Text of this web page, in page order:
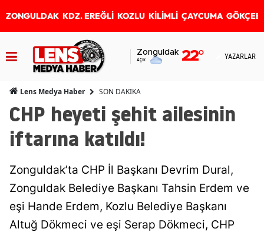
ZONGULDAK KDZ. EREĞLİ KOZLU KİLİMLİ ÇAYCUMA
Zonguldak
Açık 22° YAZARLAR
Lens Medya Haber SON DAKİKA
CHP heyeti şehit ailesinin
iftarına katıldı!
Zonguldak’ta CHP İl Başkanı Devrim Dural,
Zonguldak Belediye Başkanı Tahsin Erdem ve
eşi Hande Erdem, Kozlu Belediye Başkanı
Altuğ Dökmeci ve eşi Serap Dökmeci, CHP